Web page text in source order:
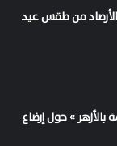
من طقس عيد
» حول إرضاع